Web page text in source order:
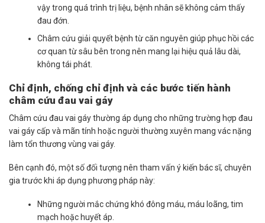
vậy trong quá trình trị liệu, bệnh nhân sẽ không cảm thấy
đau đớn.
Châm cứu giải quyết bệnh từ căn nguyên giúp phục hồi các
cơ quan từ sâu bên trong nên mang lại hiệu quả lâu dài,
không tái phát.
Chỉ định, chống chỉ định và các bước tiến hành
châm cứu đau vai gáy
Châm cứu đau vai gáy thường áp dụng cho những trường hợp đau
vai gáy cấp và mãn tính hoặc người thường xuyên mang vác nặng
làm tổn thương vùng vai gáy.
Bên cạnh đó, một số đối tượng nên tham vấn ý kiến bác sĩ, chuyên
gia trước khi áp dụng phương pháp này:
Những người mắc chứng khó đông máu, máu loãng, tim
mạch hoặc huyết áp.